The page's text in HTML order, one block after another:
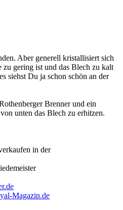
Aber generell kristallisiert sich
zu gering ist und das Blech zu kalt
siehst Du ja schon schön an der
Brenner und ein
unten das Blech zu erhitzen.
in der
Magazin.de